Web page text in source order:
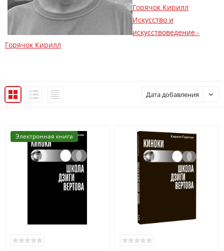
Горячок Кирилл
Искусство и
искусствоведение -
Горячок Кирилл
Дата добавления
Электронная книга